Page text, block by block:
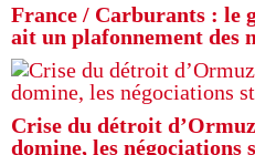
France / Carburants : le
ait un plafonnement des
Crise du détroit
domine, les négociations